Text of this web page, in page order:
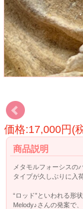
価格:17,000円(
商品説明
メタモルフォーシスの
タイプが久しぶりに入
“ロッド”といわれる形
Melody♪さんの発案で